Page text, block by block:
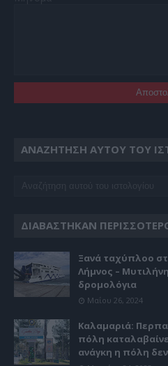
ΑΝΑΖΉΤΗΣΗ ΑΥΤΟΎ ΤΟΥ
ΔΙΑΒΆΣΤΗΚΑΝ
Ξανά ταχύπλοο
Λήμνος –
δρομολόγια
Μαΐου 26, 2024
Καλαμαριά:
πόλη
ανάγκη η πόλη δεν